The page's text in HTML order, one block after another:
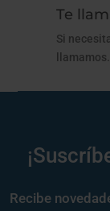
Te
Si
llamamos.
Recibe